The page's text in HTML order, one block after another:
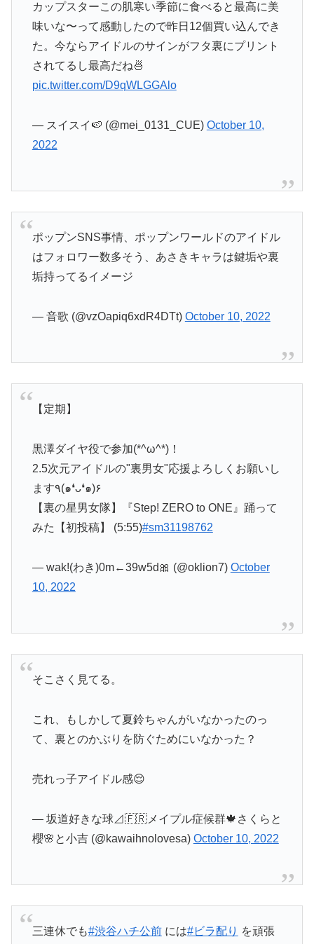
カップスターこの肌寒い季節に食べると最高に美
味いな〜って感動したので昨日12個買い込んでき
た。今ならアイドルのサインがフタ裏にプリント
されてるし最高だね🍜
pic.twitter.com/D9qWLGGAlo
— スイスイ🍉 (@mei_0131_CUE) October 10,
2022
ポップンSNS事情、ポップンワールドのアイドル
はフォロワー数多そう、あさきキャラは鍵垢や裏
垢持ってるイメージ
— 音歌 (@vzOapiq6xdR4DTt) October 10, 2022
【定期】
黒澤ダイヤ役で参加(*^ω^*)！
2.5次元アイドルの"裏男女"応援よろしくお願いし
ます٩(๑❛ᴗ❛๑)۶
【裏の星男女隊】『Step! ZERO to ONE』踊って
みた【初投稿】 (5:55)#sm31198762
— wak!(わき)0m←39w5d🎀 (@oklion7) October
10, 2022
そこさく見てる。
これ、もしかして夏鈴ちゃんがいなかったのっ
て、裏とのかぶりを防ぐためにいなかった？
売れっ子アイドル感😌
— 坂道好きな球⊿🇫🇷メイプル症候群🍁さくらと
櫻🌸と小吉 (@kawaihnolovesa) October 10, 2022
三連休でも#渋谷ハチ公前には#ビラ配り を頑張